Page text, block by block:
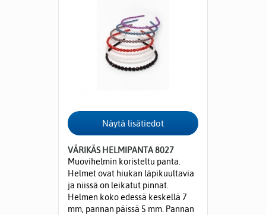
VÄRIKÄS HELMIPANTA 8027
Muovihelmin koristeltu panta.
Helmet ovat hiukan läpikuultavia
ja niissä on leikatut pinnat.
Helmen koko edessä keskellä 7
mm, pannan päissä 5 mm. Pannan